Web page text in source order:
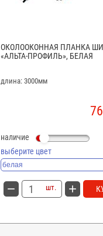
ОКОЛООКОННАЯ ПЛАНКА
«АЛЬТА-ПРОФИЛЬ», БЕЛАЯ
длина: 3000мм
наличие
выберите цвет
шт.